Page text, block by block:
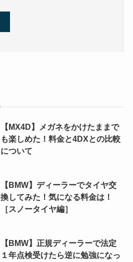
【MX4D】メガネをかけたままで
も楽しめた！料金と4DXとの比較
について
【BMW】ディーラーでタイヤ交
換してみた！気になる料金は！
［スノータイヤ編］
【BMW】正規ディーラーで法定
１年点検受けたら逆に勉強になっ